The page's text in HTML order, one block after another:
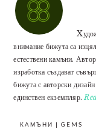
внимание бижута са
естествени камъни.
изработка създават
бижута с авторски
единствен екземпляр.
КАМЪНИ | GEMS